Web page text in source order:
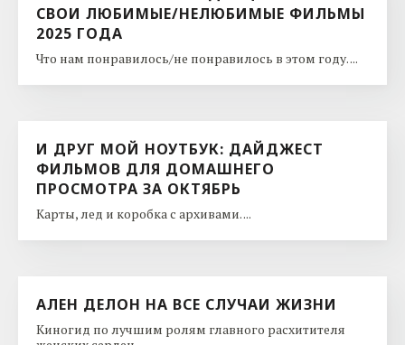
СВОИ ЛЮБИМЫЕ/НЕЛЮБИМЫЕ ФИЛЬМЫ
2025 ГОДА
Что нам понравилось/не понравилось в этом году. ...
И ДРУГ МОЙ НОУТБУК: ДАЙДЖЕСТ
ФИЛЬМОВ ДЛЯ ДОМАШНЕГО
ПРОСМОТРА ЗА ОКТЯБРЬ
Карты, лед и коробка с архивами. ...
АЛЕН ДЕЛОН НА ВСЕ СЛУЧАИ ЖИЗНИ
Киногид по лучшим ролям главного расхитителя